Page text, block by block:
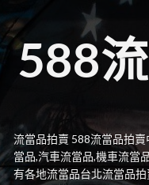
to
content
588
流當品拍賣 588流當品拍
當品,汽車流當品,機車流當
有各地流當品台北流當品